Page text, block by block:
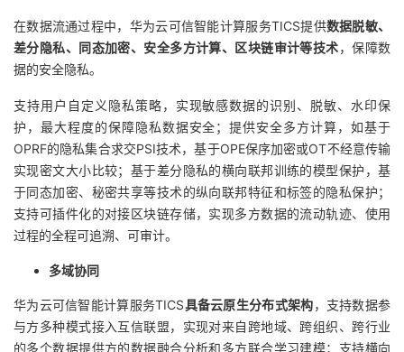
在数据流通过程中，华为云可信智能计算服务TICS提供数据脱敏、
差分隐私、同态加密、安全多方计算、区块链审计等技术，保障数
据的安全隐私。
支持用户自定义隐私策略，实现敏感数据的识别、脱敏、水印保
护，最大程度的保障隐私数据安全；提供安全多方计算，如基于
OPRF的隐私集合求交PSI技术，基于OPE保序加密或OT不经意传输
实现密文大小比较；基于差分隐私的横向联邦训练的模型保护，基
于同态加密、秘密共享等技术的纵向联邦特征和标签的隐私保护；
支持可插件化的对接区块链存储，实现多方数据的流动轨迹、使用
过程的全程可追溯、可审计。
多域协同
华为云可信智能计算服务TICS具备云原生分布式架构，支持数据参
与方多种模式接入互信联盟，实现对来自跨地域、跨组织、跨行业
的多个数据提供方的数据融合分析和多方联合学习建模；支持横向